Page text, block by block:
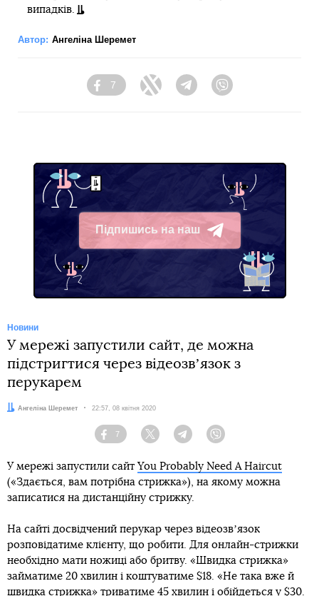
випадків.
Автор: Ангеліна Шеремет
Facebook
7
Twitter TelegramViber
Підпишись на наш
Telegram
Новини
У мережі запустили сайт, де можна
підстригтися через відеозвʼязок з
перукарем
Автор:
Ангеліна Шеремет Дата:
22:57, 08 квітня 2020
Facebook
7
Twitter TelegramViber
У мережі запустили сайт You Probably Need A Haircut
(«Здається, вам потрібна стрижка»), на якому можна
записатися на дистанційну стрижку.
На сайті досвідчений перукар через відеозвʼязок
розповідатиме клієнту, що робити. Для онлайн-стрижки
необхідно мати ножиці або бритву. «Швидка стрижка»
займатиме 20 хвилин і коштуватиме $18. «Не така вже й
швидка стрижка» триватиме 45 хвилин і обійдеться у $30.